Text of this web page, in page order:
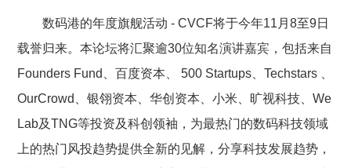
数码港的年度旗舰活动 - CVCF将于今年11月8至9日
载誉归来。本论坛将汇聚逾30位知名演讲嘉宾，包括来自
Founders Fund、百度资本、 500 Startups、Techstars 、
OurCrowd、银翎资本、华创资本、小米、旷视科技、We
Lab及TNG等投资及科创领袖，为最热门的数码科技领域
上的热门风投趋势提供全新的见解，分享科技发展趋势，